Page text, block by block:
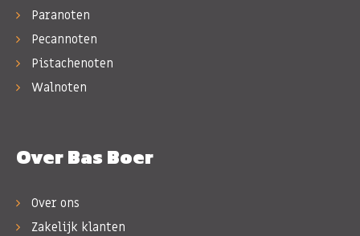
Paranoten
Pecannoten
Pistachenoten
Walnoten
Over Bas Boer
Over ons
Zakelijk klanten